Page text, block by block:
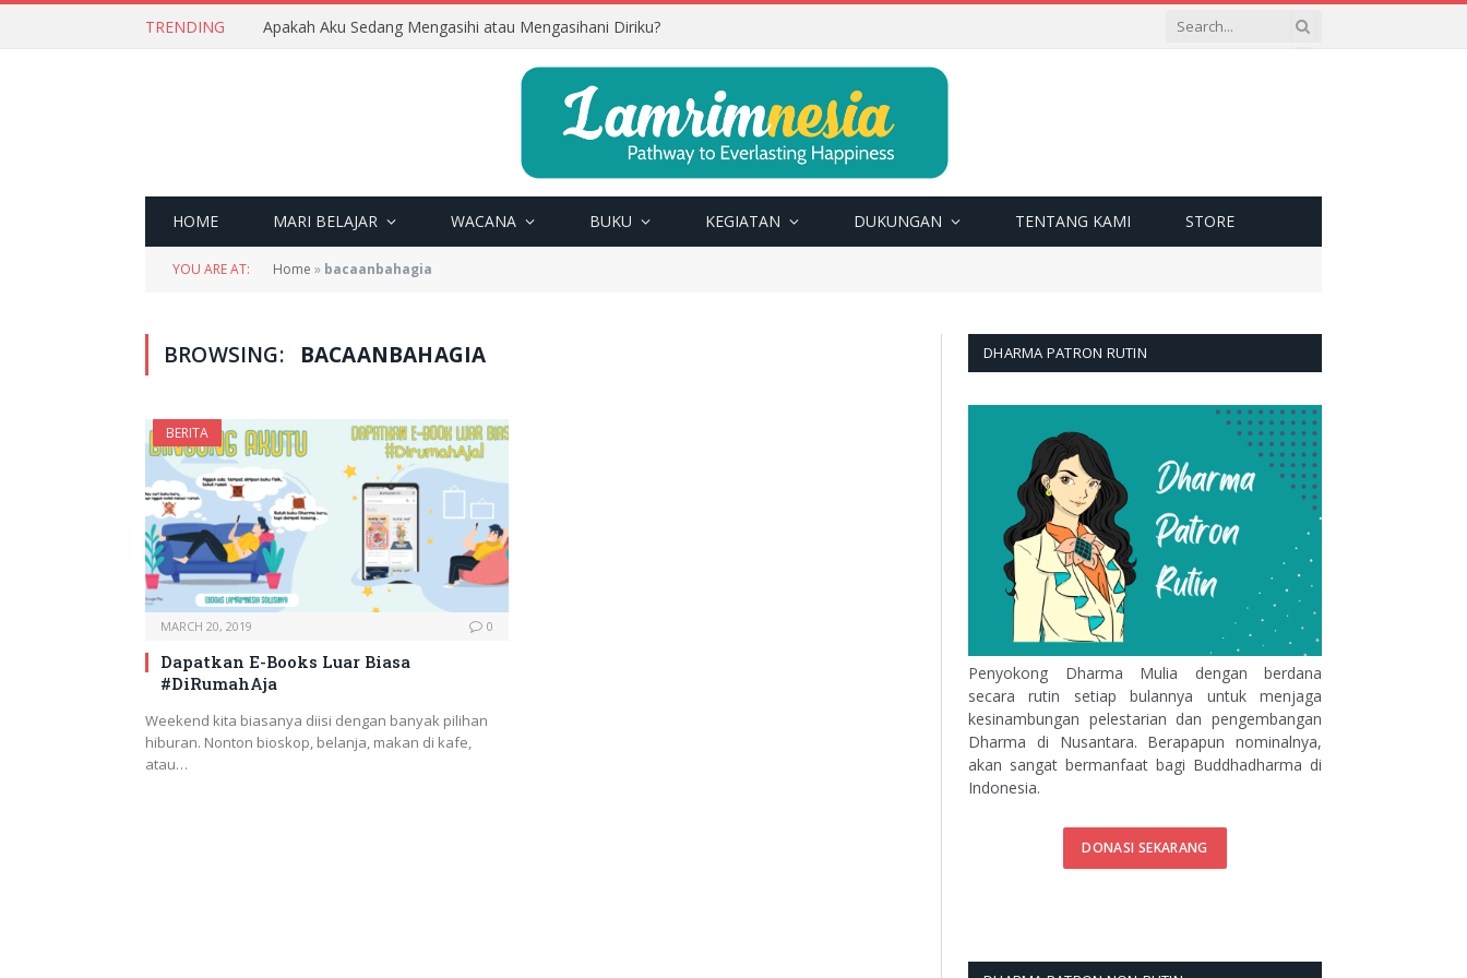
TRENDING Apakah Aku Sedang Mengasihi atau Mengasihani Diriku?
HOME MARI BELAJAR WACANA BUKU KEGIATAN DUKUNGAN TENTANG KAMI STORE
YOU ARE AT: Home » bacaanbahagia
BROWSING: BACAANBAHAGIA
BERITA
MARCH 20, 2019 0
Dapatkan E-Books Luar Biasa
#DiRumahAja
Weekend kita biasanya diisi dengan banyak pilihan
hiburan. Nonton bioskop, belanja, makan di kafe,
atau…
DHARMA PATRON RUTIN
Penyokong Dharma Mulia dengan berdana
secara rutin setiap bulannya untuk menjaga
kesinambungan pelestarian dan pengembangan
Dharma di Nusantara. Berapapun nominalnya,
akan sangat bermanfaat bagi Buddhadharma di
Indonesia.
DONASI SEKARANG